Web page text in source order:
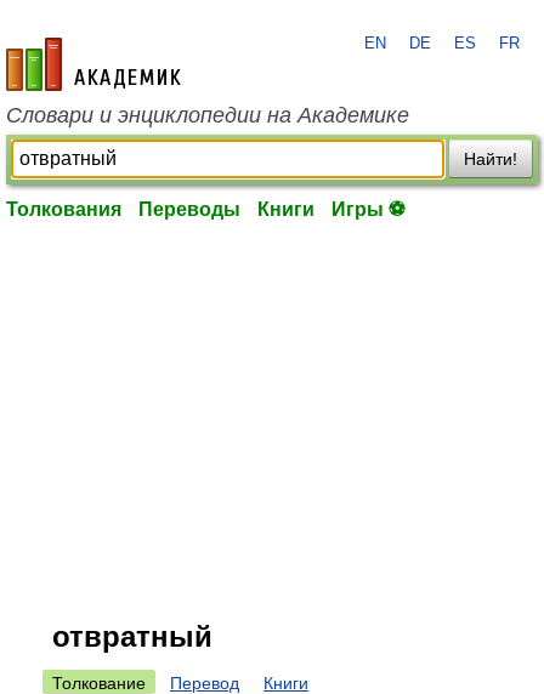
academic.ru
EN DE ES FR
Словари и энциклопедии на Академике
Найти!
Толкования Переводы Книги Игры ⚽
отвратный
Толкование Перевод Книги